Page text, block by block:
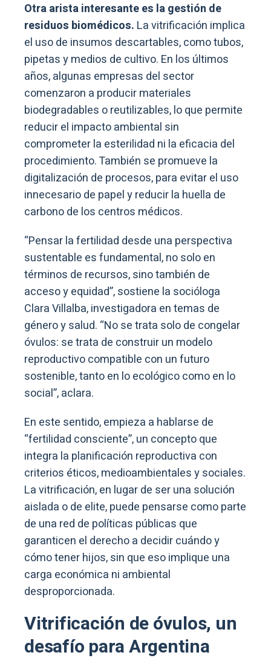
Otra arista interesante es la gestión de
residuos biomédicos. La vitrificación implica
el uso de insumos descartables, como tubos,
pipetas y medios de cultivo. En los últimos
años, algunas empresas del sector
comenzaron a producir materiales
biodegradables o reutilizables, lo que permite
reducir el impacto ambiental sin
comprometer la esterilidad ni la eficacia del
procedimiento. También se promueve la
digitalización de procesos, para evitar el uso
innecesario de papel y reducir la huella de
carbono de los centros médicos.
“Pensar la fertilidad desde una perspectiva
sustentable es fundamental, no solo en
términos de recursos, sino también de
acceso y equidad”, sostiene la socióloga
Clara Villalba, investigadora en temas de
género y salud. “No se trata solo de congelar
óvulos: se trata de construir un modelo
reproductivo compatible con un futuro
sostenible, tanto en lo ecológico como en lo
social”, aclara.
En este sentido, empieza a hablarse de
“fertilidad consciente”, un concepto que
integra la planificación reproductiva con
criterios éticos, medioambientales y sociales.
La vitrificación, en lugar de ser una solución
aislada o de elite, puede pensarse como parte
de una red de políticas públicas que
garanticen el derecho a decidir cuándo y
cómo tener hijos, sin que eso implique una
carga económica ni ambiental
desproporcionada.
Vitrificación de óvulos, un
desafío para Argentina